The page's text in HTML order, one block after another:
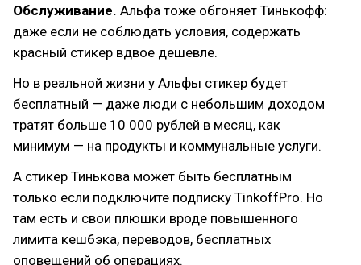
Обслуживание. Альфа тоже обгоняет Тинькофф:
даже если не соблюдать условия, содержать
красный стикер вдвое дешевле.
Но в реальной жизни у Альфы стикер будет
бесплатный — даже люди с небольшим доходом
тратят больше 10 000 рублей в месяц, как
минимум — на продукты и коммунальные услуги.
А стикер Тинькова может быть бесплатным
только если подключите подписку TinkoffPro. Но
там есть и свои плюшки вроде повышенного
лимита кешбэка, переводов, бесплатных
оповещений об операциях.